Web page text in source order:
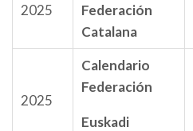
2025
Federación
Catalana
2025
Calendario
Federación
Euskadi